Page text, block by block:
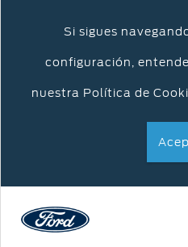
Si sigues
configuración,
nuestra Política de